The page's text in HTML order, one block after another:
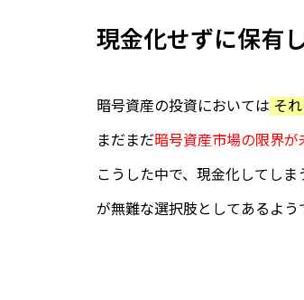
現金化せずに保有
暗号資産の投資においては そ
まだまだ暗号資産市場の限界
こうした中で、現金化してし
が無難な選択肢としてあるよう